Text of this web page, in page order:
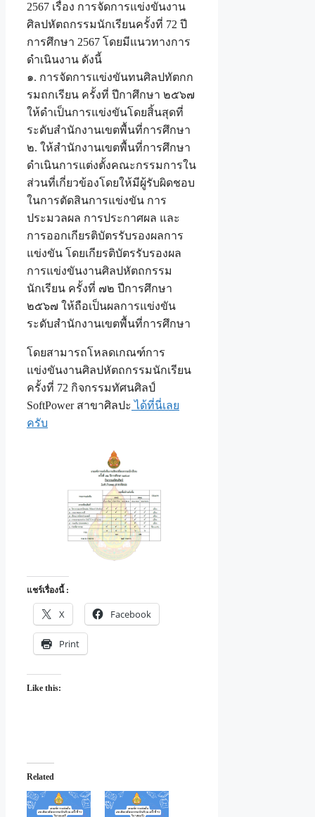
2567 เรื่อง การจัดการแข่งขันงาน
ศิลปหัตถกรรมนักเรียนครั้งที่ 72 ปี
การศึกษา 2567 โดยมีแนวทางการ
ดำเนินงาน ดังนี้
๑. การจัดการแข่งขันทนศิลปทัตกก
รมถกเรียน ครั้งที่ ปีกาศึกษา ๒๕๖๗
ให้ดำเป็นการแข่งขันโดยสิ้นสุดที่
ระดับสำนักงานเขตพื้นที่การศึกษา
๒. ให้สำนักงานเขตพื้นที่การศึกษา
ดำเนินการแต่งตั้งคณะกรรมการใน
ส่วนที่เกี่ยวข้องโดยให้มีผู้รับผิดชอบ
ในการตัดสินการแข่งขัน การ
ประมวลผล การประกาศผล และ
การออกเกียรติบัตรรับรองผลการ
แข่งขัน โดยเกียรติบัตรรับรองผล
การแข่งขันงานศิลปหัตถกรรม
นักเรียน ครั้งที่ ๗๒ ปีการศึกษา
๒๕๖๗ ให้ถือเป็นผลการแข่งขัน
ระดับสำนักงานเขตพื้นที่การศึกษา
โดยสามารถโหลดเกณฑ์การ
แข่งขันงานศิลปหัตถกรรมนักเรียน
ครั้งที่ 72 กิจกรรมทัศนศิลป์
SoftPower สาขาศิลปะ ได้ที่นี่เลย
ครับ
แชร์เรื่องนี้ :
X Facebook
Print
Like this:
Related